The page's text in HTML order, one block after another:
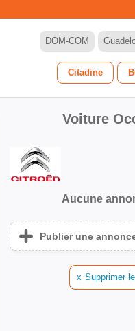
DOM-COM
Citadine
Voiture
Aucune
Publier une
x Supprimer